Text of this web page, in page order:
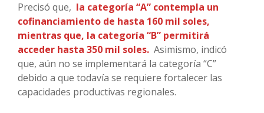
Precisó que, la categoría “A” contempla un
cofinanciamiento de hasta 160 mil soles,
mientras que, la categoría “B” permitirá
acceder hasta 350 mil soles. Asimismo, indicó
que, aún no se implementará la categoría “C”
debido a que todavía se requiere fortalecer las
capacidades productivas regionales.